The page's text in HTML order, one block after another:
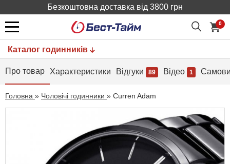
Безкоштовна доставка від 3800 грн
0
Каталог годинників
Про товар Характеристики Відгуки 89 Відео 1
Головна » Чоловічі годинники » Curren Adam